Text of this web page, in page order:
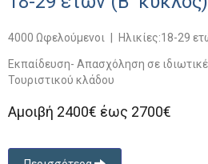
4000 Ωφελούμενοι Ηλικίες:18-29
Εκπαίδευση- Απασχόληση σε
Τουριστικού κλάδου
Αμοιβή 2400€ έως 2700€